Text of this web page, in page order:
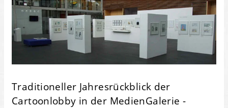
Traditioneller Jahresrückblick der
Cartoonlobby in der MedienGalerie -